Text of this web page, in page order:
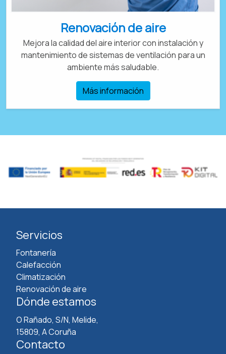
Renovación de aire
Mejora la calidad del aire interior con instalación y
mantenimiento de sistemas de ventilación para un
ambiente más saludable.
Más información
Servicios
Fontanería
Calefacción
Climatización
Renovación de aire
Dónde estamos
O Rañado, S/N, Melide,
15809, A Coruña
Contacto